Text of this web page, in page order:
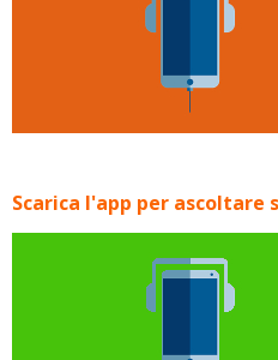
Scarica l'app per ascoltare